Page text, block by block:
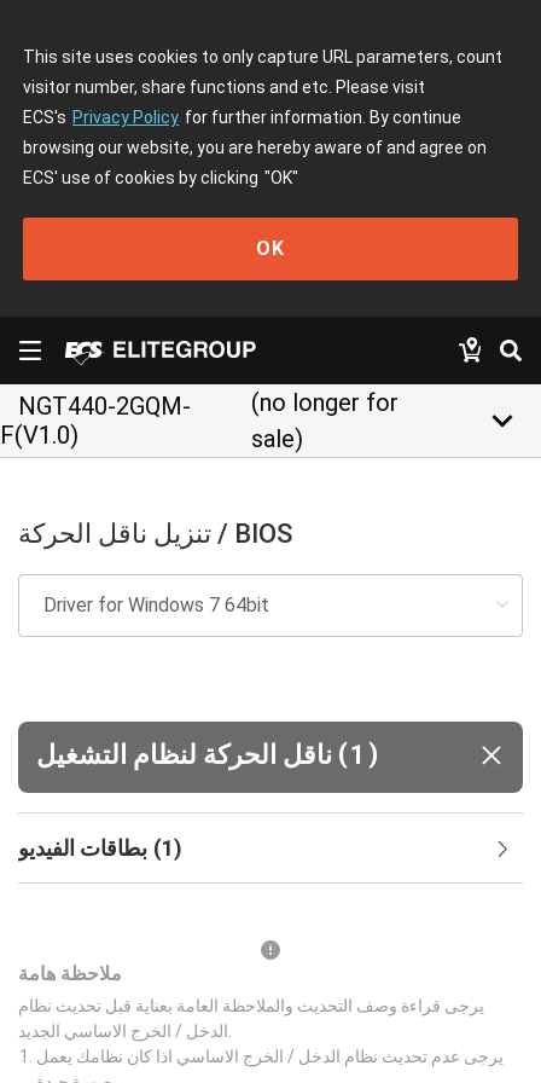
This site uses cookies to only capture URL parameters, count
visitor number, share functions and etc. Please visit
ECS's Privacy Policy for further information. By continue
browsing our website, you are hereby aware of and agree on
ECS' use of cookies by clicking "OK"
OK
NGT440-2GQM-
F(V1.0)
(no longer for
sale)
keyboard_arrow_down
تنزيل ناقل الحركة / BIOS
(1 )
بطاقات الفيديو (1)
ملاحظة هامة
يرجى قراءة وصف التحديث والملاحظة العامة بعناية قبل تحديث نظام
يرجى عدم تحديث نظام الدخل / الخرج الاساسي اذا كان نظامك يعمل